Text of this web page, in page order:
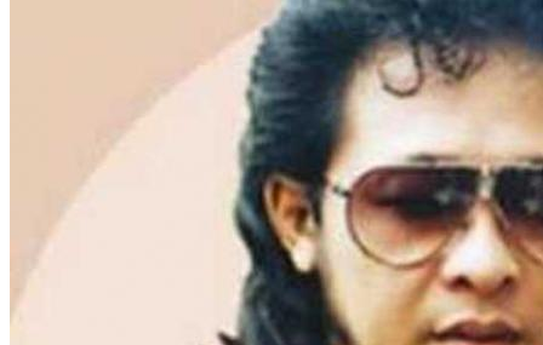
Lirik Lagu FAFOFA Ciptaan Fajar Halawa Vocal Rendi Gulo